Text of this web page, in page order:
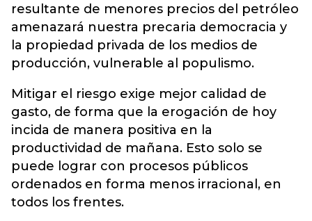
resultante de menores precios del petróleo
amenazará nuestra precaria democracia y
la propiedad privada de los medios de
producción, vulnerable al populismo.
Mitigar el riesgo exige mejor calidad de
gasto, de forma que la erogación de hoy
incida de manera positiva en la
productividad de mañana. Esto solo se
puede lograr con procesos públicos
ordenados en forma menos irracional, en
todos los frentes.